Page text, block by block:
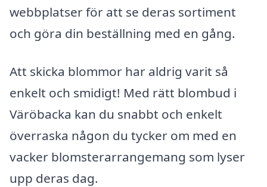
webbplatser för att se deras sortiment
och göra din beställning med en gång.
Att skicka blommor har aldrig varit så
enkelt och smidigt! Med rätt blombud i
Väröbacka kan du snabbt och enkelt
överraska någon du tycker om med en
vacker blomsterarrangemang som lyser
upp deras dag.